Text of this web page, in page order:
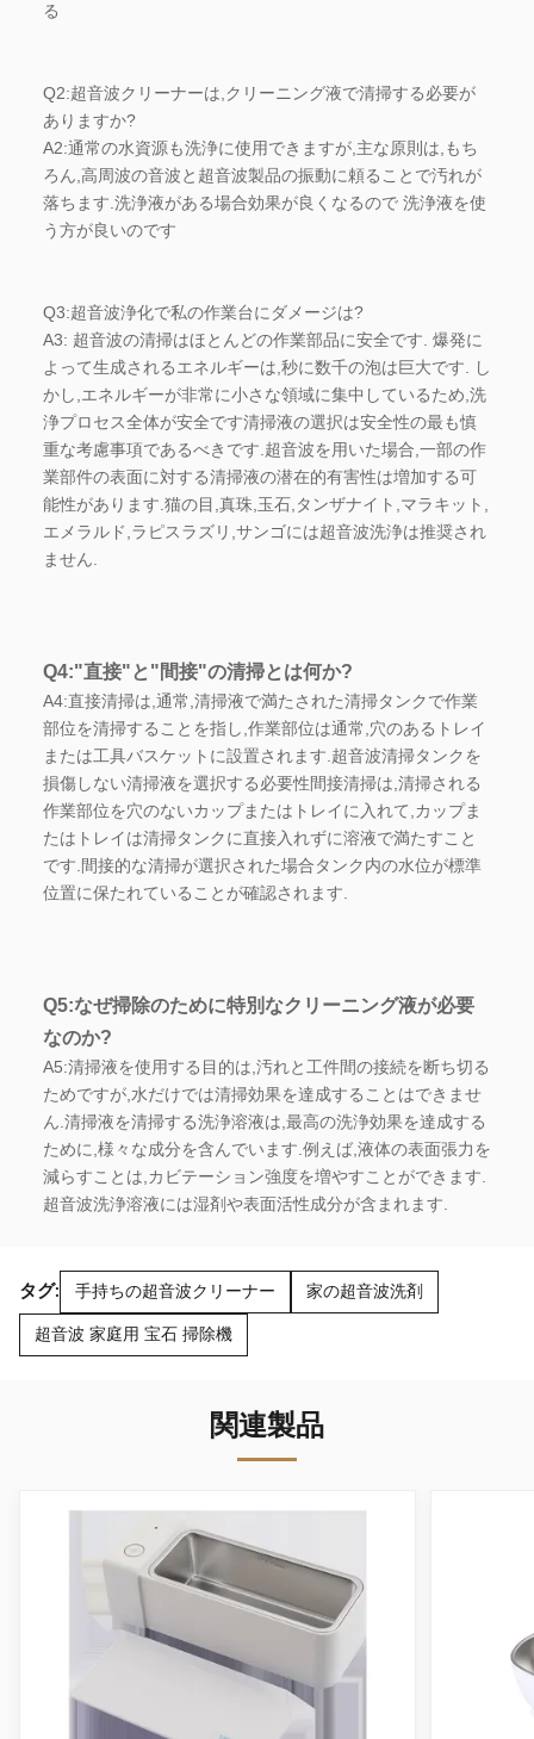
る
Q2:超音波クリーナーは,クリーニング液で清掃する必要が
ありますか?
A2:通常の水資源も洗浄に使用できますが,主な原則は,もち
ろん,高周波の音波と超音波製品の振動に頼ることで汚れが
落ちます.洗浄液がある場合効果が良くなるので 洗浄液を使
う方が良いのです
Q3:超音波浄化で私の作業台にダメージは?
A3: 超音波の清掃はほとんどの作業部品に安全です. 爆発に
よって生成されるエネルギーは,秒に数千の泡は巨大です. し
かし,エネルギーが非常に小さな領域に集中しているため,洗
浄プロセス全体が安全です清掃液の選択は安全性の最も慎
重な考慮事項であるべきです.超音波を用いた場合,一部の作
業部件の表面に対する清掃液の潜在的有害性は増加する可
能性があります.猫の目,真珠,玉石,タンザナイト,マラキット,
エメラルド,ラピスラズリ,サンゴには超音波洗浄は推奨され
ません.
Q4:"直接"と"間接"の清掃とは何か?
A4:直接清掃は,通常,清掃液で満たされた清掃タンクで作業
部位を清掃することを指し,作業部位は通常,穴のあるトレイ
または工具バスケットに設置されます.超音波清掃タンクを
損傷しない清掃液を選択する必要性間接清掃は,清掃される
作業部位を穴のないカップまたはトレイに入れて,カップま
たはトレイは清掃タンクに直接入れずに溶液で満たすこと
です.間接的な清掃が選択された場合タンク内の水位が標準
位置に保たれていることが確認されます.
Q5:なぜ掃除のために特別なクリーニング液が必要
なのか?
A5:清掃液を使用する目的は,汚れと工件間の接続を断ち切る
ためですが,水だけでは清掃効果を達成することはできませ
ん.清掃液を清掃する洗浄溶液は,最高の洗浄効果を達成する
ために,様々な成分を含んでいます.例えば,液体の表面張力を
減らすことは,カビテーション強度を増やすことができます.
超音波洗浄溶液には湿剤や表面活性成分が含まれます.
タグ: 手持ちの超音波クリーナー 家の超音波洗剤
超音波 家庭用 宝石 掃除機
関連製品